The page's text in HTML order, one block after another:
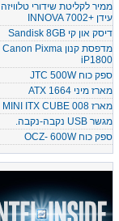
ממיר לקליטת שידורי טלוויזה
עידן +INNOVA 7002
דיסק און קי Sandisk 8GB
מדפסת קנון Canon Pixma
iP1800
ספק כוח JTC 500W
מארז מיני ATX 1664
מארז MINI ITX CUBE 008
מגשר USB נקבה-נקבה.
ספק כוח OCZ- 600W